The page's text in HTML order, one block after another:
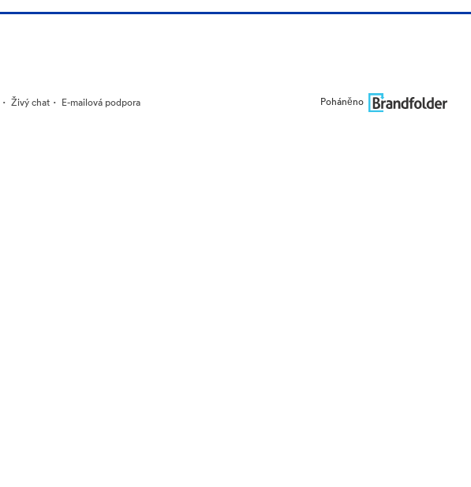
· Živý chat · E-mailová podpora Poháněno